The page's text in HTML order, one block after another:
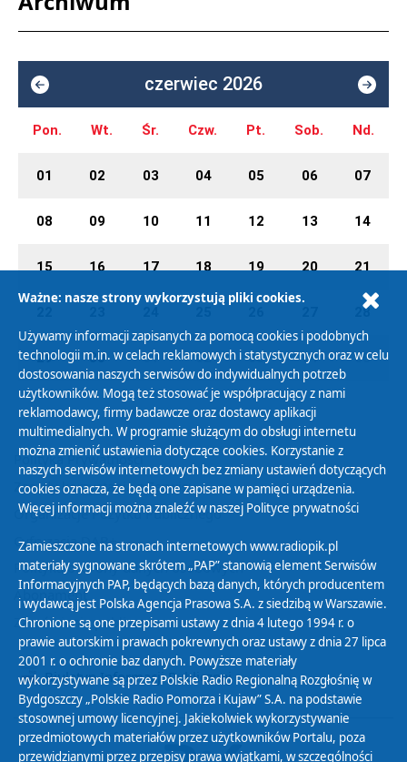
czerwiec 2026
Pon. Wt. Śr. Czw. Pt. Sob. Nd.
01 02 03 04 05 06 07
08 09 10 11 12 13 14
15 16 17 18 19 20 21
28
29 30 01 02 03 04 05
Polityka Prywatności
Zasady korzystania z Serwisu
Organizacje Pożytku Publicznego
Cyfryzacja DAB+
Polityka ochrony danych osobowych
Abonament
Zamówienia publiczne
Biuletyn Informacji Publicznej
Ważne: nasze strony wykorzystują pliki cookies.
Używamy informacji zapisanych za pomocą cookies i podobnych
technologii m.in. w celach reklamowych i statystycznych oraz w celu
dostosowania naszych serwisów do indywidualnych potrzeb
użytkowników. Mogą też stosować je współpracujący z nami
reklamodawcy, firmy badawcze oraz dostawcy aplikacji
multimedialnych. W programie służącym do obsługi internetu
można zmienić ustawienia dotyczące cookies. Korzystanie z
naszych serwisów internetowych bez zmiany ustawień dotyczących
cookies oznacza, że będą one zapisane w pamięci urządzenia.
Więcej informacji można znaleźć w naszej Polityce prywatności
Zamieszczone na stronach internetowych www.radiopik.pl
materiały sygnowane skrótem „PAP” stanowią element Serwisów
Informacyjnych PAP, będących bazą danych, których producentem
i wydawcą jest Polska Agencja Prasowa S.A. z siedzibą w Warszawie.
Chronione są one przepisami ustawy z dnia 4 lutego 1994 r. o
prawie autorskim i prawach pokrewnych oraz ustawy z dnia 27 lipca
2001 r. o ochronie baz danych. Powyższe materiały
wykorzystywane są przez Polskie Radio Regionalną Rozgłośnię w
Bydgoszczy „Polskie Radio Pomorza i Kujaw” S.A. na podstawie
stosownej umowy licencyjnej. Jakiekolwiek wykorzystywanie
przedmiotowych materiałów przez użytkowników Portalu, poza
przewidzianymi przez przepisy prawa wyjątkami, w szczególności